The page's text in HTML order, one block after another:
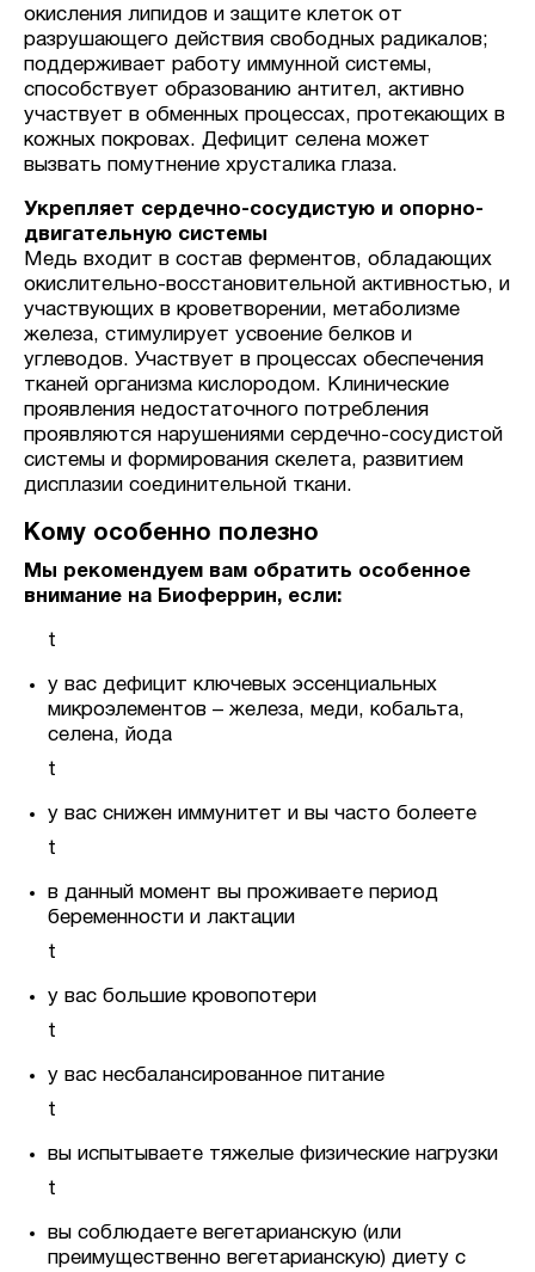
окисления липидов и защите клеток от
разрушающего действия свободных радикалов;
поддерживает работу иммунной системы,
способствует образованию антител, активно
участвует в обменных процессах, протекающих в
кожных покровах. Дефицит селена может
вызвать помутнение хрусталика глаза.
Укрепляет сердечно-сосудистую и опорно-
двигательную системы
Медь входит в состав ферментов, обладающих
окислительно-восстановительной активностью, и
участвующих в кроветворении, метаболизме
железа, стимулирует усвоение белков и
углеводов. Участвует в процессах обеспечения
тканей организма кислородом. Клинические
проявления недостаточного потребления
проявляются нарушениями сердечно-сосудистой
системы и формирования скелета, развитием
дисплазии соединительной ткани.
Кому особенно полезно
Мы рекомендуем вам обратить особенное
внимание на Биоферрин, если:
t
у вас дефицит ключевых эссенциальных
микроэлементов – железа, меди, кобальта,
селена, йода
t
у вас снижен иммунитет и вы часто болеете
t
в данный момент вы проживаете период
беременности и лактации
t
у вас большие кровопотери
t
у вас несбалансированное питание
t
вы испытываете тяжелые физические нагрузки
t
вы соблюдаете вегетарианскую (или
преимущественно вегетарианскую) диету с